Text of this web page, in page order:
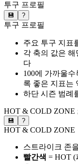
투구 프로필
💾 ?
투구 프로필
주요 투구 지표
각 축의 값은 해
다
100에 가까울
록 좋은 지표는
하단 시즌 범례
HOT & COLD ZONE
💾 ?
HOT & COLD ZONE
스트라이크 존
빨간색 = HOT (